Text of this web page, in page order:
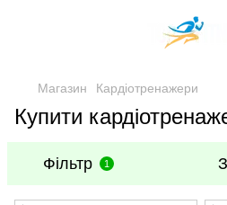
Магазин Кардіотренажери
Купити
Фільтр 1